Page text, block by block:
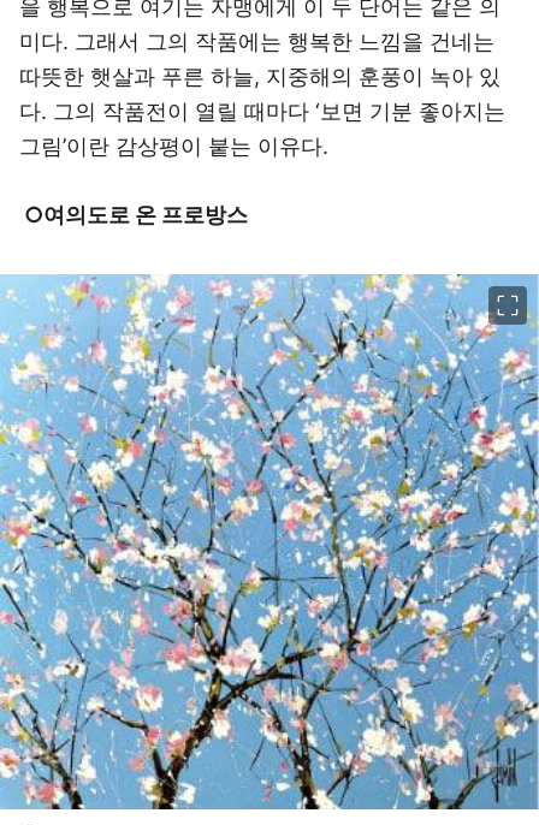
을 행복으로 여기는 자맹에게 이 두 단어는 같은 의
미다. 그래서 그의 작품에는 행복한 느낌을 건네는
따뜻한 햇살과 푸른 하늘, 지중해의 훈풍이 녹아 있
다. 그의 작품전이 열릴 때마다 ‘보면 기분 좋아지는
그림’이란 감상평이 붙는 이유다.
○여의도로 온 프로방스